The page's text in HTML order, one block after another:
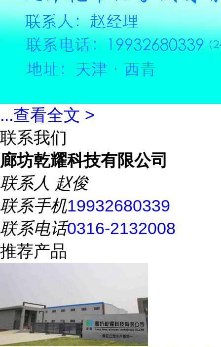
...查看全文 >
联系我们
廊坊乾耀科技有限公司
联系人 赵俊
联系手机19932680339
联系电话0316-2132008
推荐产品